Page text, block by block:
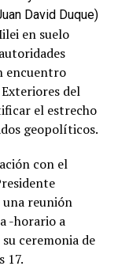
David Duque)
en suelo
encuentro
del
el estrecho
geopolíticos.
con el
reunión
-horario a
ceremonia de
17.